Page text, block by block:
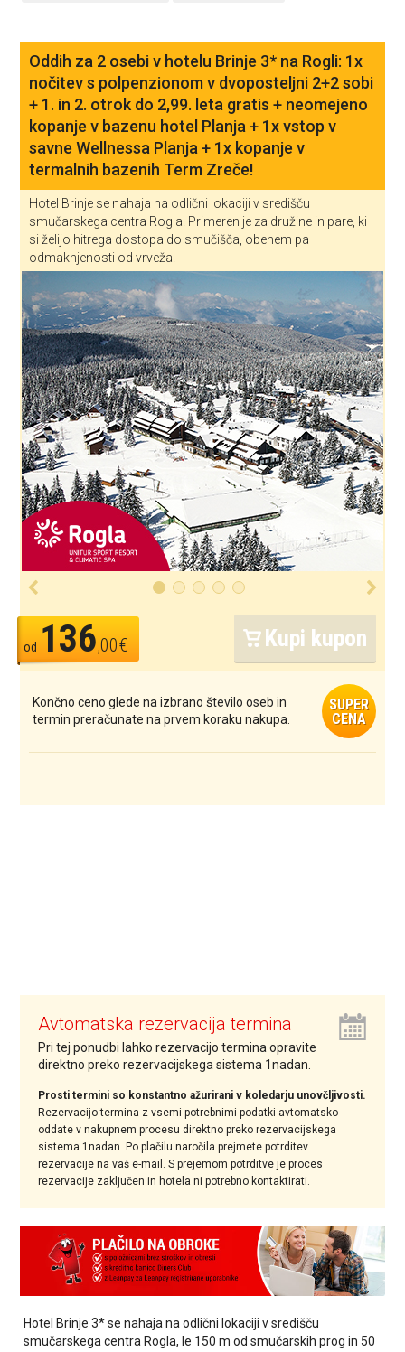
Oddih za 2 osebi v hotelu Brinje 3* na Rogli: 1x
nočitev s polpenzionom v dvoposteljni 2+2 sobi
+ 1. in 2. otrok do 2,99. leta gratis + neomejeno
kopanje v bazenu hotel Planja + 1x vstop v
savne Wellnessa Planja + 1x kopanje v
termalnih bazenih Term Zreče!
Hotel Brinje se nahaja na odlični lokaciji v središču
smučarskega centra Rogla. Primeren je za družine in pare, ki
si želijo hitrega dostopa do smučišča, obenem pa
odmaknjenosti od vrveža.
od 136,00€ Kupi kupon
Končno ceno glede na izbrano število oseb in
termin preračunate na prvem koraku nakupa.
SUPER
CENA
Avtomatska rezervacija termina
Pri tej ponudbi lahko rezervacijo termina opravite
direktno preko rezervacijskega sistema 1nadan.
Prosti termini so konstantno ažurirani v koledarju unovčljivosti.
Rezervacijo termina z vsemi potrebnimi podatki avtomatsko
oddate v nakupnem procesu direktno preko rezervacijskega
sistema 1nadan. Po plačilu naročila prejmete potrditev
rezervacije na vaš e-mail. S prejemom potrditve je proces
rezervacije zaključen in hotela ni potrebno kontaktirati.
Hotel Brinje 3* se nahaja na odlični lokaciji v središču
smučarskega centra Rogla, le 150 m od smučarskih prog in 50